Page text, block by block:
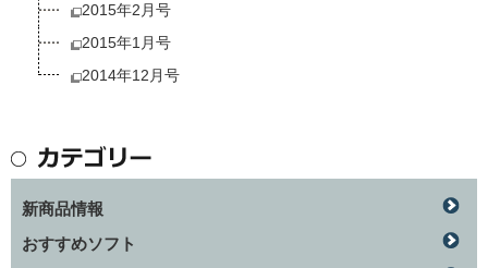
2015年2月号
2015年1月号
2014年12月号
新商品情報
おすすめソフト